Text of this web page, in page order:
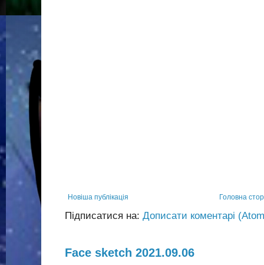
Новіша публікація Головна
Підписатися на: Дописати коментарі
Face sketch 2021.09.06